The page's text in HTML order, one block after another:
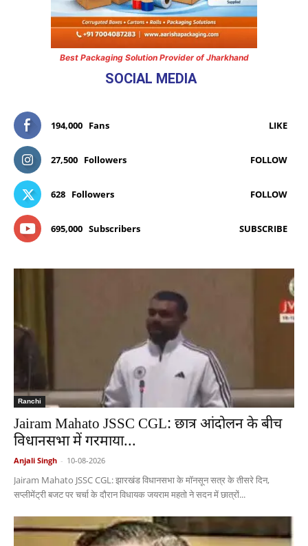
Best Packaging Solution Provider of Jharkhand
SOCIAL MEDIA
194,000 Fans LIKE
27,500 Followers FOLLOW
628 Followers FOLLOW
695,000 Subscribers SUBSCRIBE
Ranchi
Jairam Mahato JSSC CGL: छात्र आंदोलन के बीच
विधानसभा में गरमाया...
Anjali Singh - 10-08-2026
Jairam Mahato JSSC CGL: झारखंड विधानसभा के मॉनसून सत्र के तीसरे दिन,
सप्लीमेंट्री बजट पर चर्चा के दौरान विधायक जयराम महतो ने सदन में छात्रों...